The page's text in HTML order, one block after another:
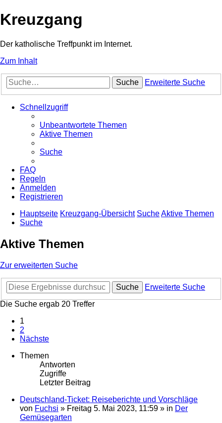
Kreuzgang
Der katholische Treffpunkt im Internet.
Zum Inhalt
Suche Erweiterte Suche
Schnellzugriff
Unbeantwortete Themen
Aktive Themen
Suche
FAQ
Regeln
Anmelden
Registrieren
Hauptseite Kreuzgang-Übersicht SucheAktive Themen
Suche
Aktive Themen
Zur erweiterten Suche
Suche
Erweiterte Suche
Die Suche ergab 20 Treffer
1
2
Nächste
Themen
Antworten
Zugriffe
Letzter Beitrag
Deutschland-Ticket: Reiseberichte und Vorschläge
von Fuchsi » Freitag 5. Mai 2023, 11:59 » in Der
Gemüsegarten